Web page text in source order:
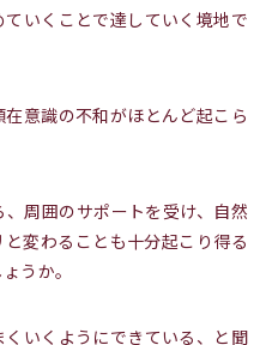
いくことで達していく境地で
意識の不和がほとんど起こら
周囲のサポートを受け、自然
変わることも十分起こり得る
うか。
いくようにできている、と聞